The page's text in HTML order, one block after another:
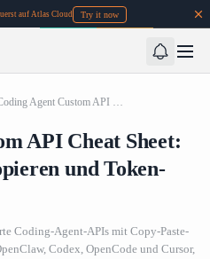
auf Atlas Cloud Try it now
Coding Agent Custom API Cheat Sheet: Konfigurationen kopieren und Token-Kosten senken
API Cheat Sheet:
und Token-
Coding-Agent-APIs mit Copy-Paste-
Codex, OpenCode und Cursor,